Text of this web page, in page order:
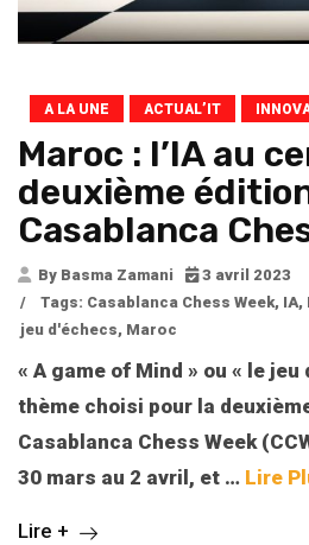
A LA UNE ACTUAL’IT
Maroc : l’IA au
deuxième
Casablanca
By Basma Zamani
3 avril 2023
/
Tags: Casablanca Chess Week, IA,
jeu d'échecs, Maroc
« A game of Mind » ou « le jeu
thème choisi pour la
Casablanca Chess Week
30 mars au 2 avril, et … Lire
Lire +